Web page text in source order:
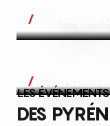
Grands
LES ÉVÉNEMENTS
DES